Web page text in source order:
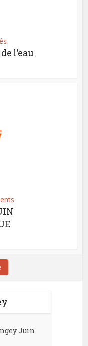
l’eau
Juin